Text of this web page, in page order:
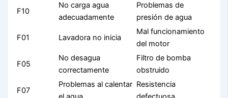
F10
No carga agua
adecuadamente
Problemas de
presión de agua
F01 Lavadora no inicia
Mal funcionamiento
del motor
F05
No desagua
correctamente
Filtro de bomba
obstruido
F07
Problemas al calentar Resistencia